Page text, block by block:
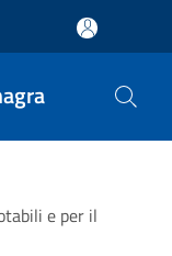
e per il